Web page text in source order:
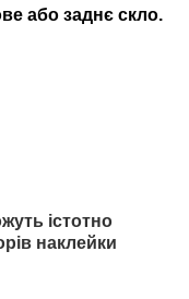
або заднє скло.
істотно
наклейки